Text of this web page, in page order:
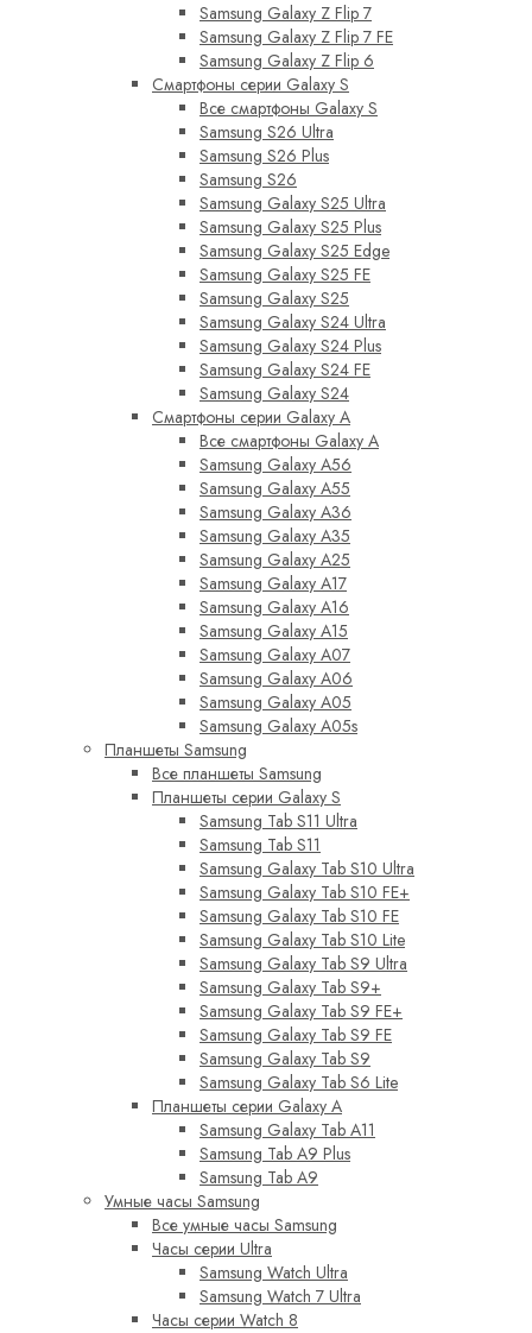
Samsung Galaxy Z Flip 7
Samsung Galaxy Z Flip 7 FE
Samsung Galaxy Z Flip 6
Смартфоны серии Galaxy S
Все смартфоны Galaxy S
Samsung S26 Ultra
Samsung S26 Plus
Samsung S26
Samsung Galaxy S25 Ultra
Samsung Galaxy S25 Plus
Samsung Galaxy S25 Edge
Samsung Galaxy S25 FE
Samsung Galaxy S25
Samsung Galaxy S24 Ultra
Samsung Galaxy S24 Plus
Samsung Galaxy S24 FE
Samsung Galaxy S24
Смартфоны серии Galaxy A
Все смартфоны Galaxy A
Samsung Galaxy A56
Samsung Galaxy A55
Samsung Galaxy A36
Samsung Galaxy A35
Samsung Galaxy A25
Samsung Galaxy A17
Samsung Galaxy A16
Samsung Galaxy A15
Samsung Galaxy A07
Samsung Galaxy A06
Samsung Galaxy A05
Samsung Galaxy A05s
Планшеты Samsung
Все планшеты Samsung
Планшеты серии Galaxy S
Samsung Tab S11 Ultra
Samsung Tab S11
Samsung Galaxy Tab S10 Ultra
Samsung Galaxy Tab S10 FE+
Samsung Galaxy Tab S10 FE
Samsung Galaxy Tab S10 Lite
Samsung Galaxy Tab S9 Ultra
Samsung Galaxy Tab S9+
Samsung Galaxy Tab S9 FE+
Samsung Galaxy Tab S9 FE
Samsung Galaxy Tab S9
Samsung Galaxy Tab S6 Lite
Планшеты серии Galaxy A
Samsung Galaxy Tab A11
Samsung Tab A9 Plus
Samsung Tab A9
Умные часы Samsung
Все умные часы Samsung
Часы серии Ultra
Samsung Watch Ultra
Samsung Watch 7 Ultra
Часы серии Watch 8